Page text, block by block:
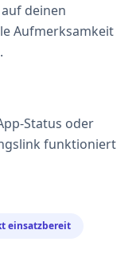
deinen
Aufmerksamkeit
Status oder
funktioniert
einsatzbereit